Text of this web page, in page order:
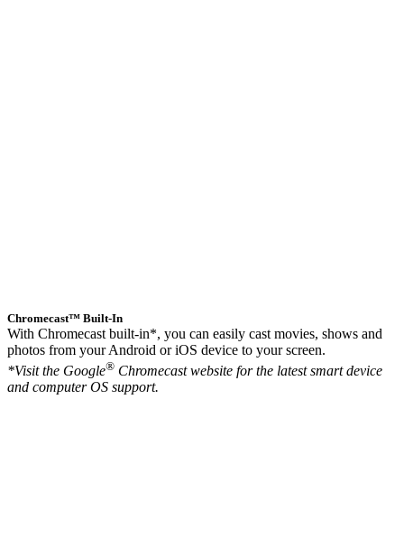
Chromecast™ Built-In
With Chromecast built-in*, you can easily cast movies, shows and
photos from your Android or iOS device to your screen.
*Visit the Google® Chromecast website for the latest smart device
and computer OS support.